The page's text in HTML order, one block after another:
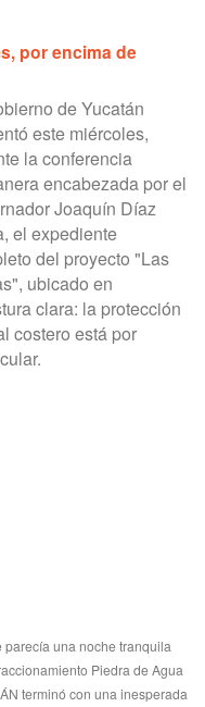
por encima de
de Yucatán
este miércoles,
la conferencia
encabezada por el
Joaquín Díaz
el expediente
del proyecto "Las
ubicado en
clara: la protección
costero está por
parecía una noche tranquila
Piedra de Agua
terminó con una inesperada